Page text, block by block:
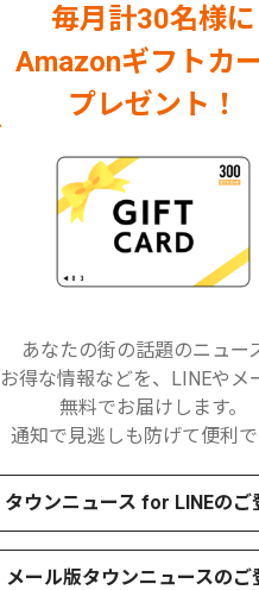
毎月計30名様に
Amazonギフトカ
プレゼント！
あなたの街の話題のニュー
お得な情報などを、LINEやメ
無料でお届けします。
通知で見逃しも防げて便利で
タウンニュース for LINEのご
メール版タウンニュースのご